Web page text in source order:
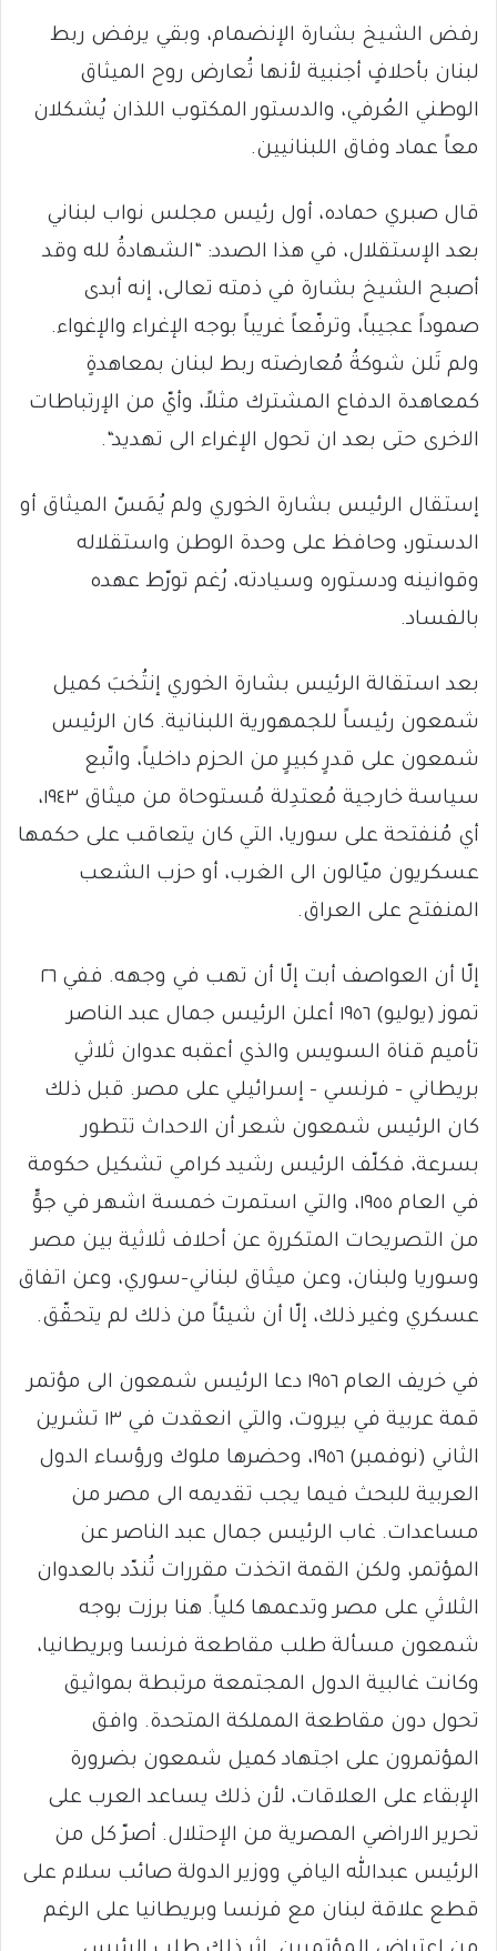
رفض الشيخ بشارة الإنضمام، وبقي يرفض ربط
لبنان بأحلافٍ أجنبية لأنها تُعارض روح الميثاق
الوطني العُرفي، والدستور المكتوب اللذان يُشكلان
معاً عماد وفاق اللبنانيين.
قال صبري حماده، أول رئيس مجلس نواب لبناني
بعد الإستقلال، في هذا الصدد: “الشهادةُ لله وقد
أصبح الشيخ بشارة في ذمته تعالى، إنه أبدى
صموداً عجيباً، وترفّعاً غريباً بوجه الإغراء والإغواء.
ولم تَلن شوكةُ مُعارضته ربط لبنان بمعاهدةٍ
كمعاهدة الدفاع المشترك مثلاً، وأيّ من الإرتباطات
الاخرى حتى بعد ان تحول الإغراء الى تهديد“.
إستقال الرئيس بشارة الخوري ولم يُمَسّ الميثاق أو
الدستور، وحافظ على وحدة الوطن واستقلاله
وقوانينه ودستوره وسيادته، رُغم تورّط عهده
بالفساد.
بعد استقالة الرئيس بشارة الخوري إنتُخبَ كميل
شمعون رئيساً للجمهورية اللبنانية. كان الرئيس
شمعون على قدرٍ كبيرٍ من الحزم داخلياً، واتّبع
سياسة خارجية مُعتدِلة مُستوحاة من ميثاق ١٩٤٣،
أي مُنفتحة على سوريا، التي كان يتعاقب على حكمها
عسكريون ميّالون الى الغرب، أو حزب الشعب
المنفتح على العراق.
إلّا أن العواصف أبت إلّا أن تهب في وجهه. ففي ٢٦
تموز (يوليو) ١٩٥٦ أعلن الرئيس جمال عبد الناصر
تأميم قناة السويس والذي أعقبه عدوان ثلاثي
بريطاني – فرنسي – إسرائيلي على مصر. قبل ذلك
كان الرئيس شمعون شعر أن الاحداث تتطور
بسرعة، فكلّف الرئيس رشيد كرامي تشكيل حكومة
في العام ١٩٥٥، والتي استمرت خمسة اشهر في جوٍّ
من التصريحات المتكررة عن أحلاف ثلاثية بين مصر
وسوريا ولبنان، وعن ميثاق لبناني-سوري، وعن اتفاق
عسكري وغير ذلك، إلّا أن شيئاً من ذلك لم يتحقّق.
في خريف العام ١٩٥٦ دعا الرئيس شمعون الى مؤتمر
قمة عربية في بيروت، والتي انعقدت في ١٣ تشرين
الثاني (نوفمبر) ١٩٥٦، وحضرها ملوك ورؤساء الدول
العربية للبحث فيما يجب تقديمه الى مصر من
مساعدات. غاب الرئيس جمال عبد الناصر عن
المؤتمر، ولكن القمة اتخذت مقررات تُندّد بالعدوان
الثلاثي على مصر وتدعمها كلياً. هنا برزت بوجه
شمعون مسألة طلب مقاطعة فرنسا وبريطانيا،
وكانت غالبية الدول المجتمعة مرتبطة بمواثيق
تحول دون مقاطعة المملكة المتحدة. وافق
المؤتمرون على اجتهاد كميل شمعون بضرورة
الإبقاء على العلاقات، لأن ذلك يساعد العرب على
تحرير الاراضي المصرية من الإحتلال. أصرّ كل من
الرئيس عبدالله اليافي ووزير الدولة صائب سلام على
قطع علاقة لبنان مع فرنسا وبريطانيا على الرغم